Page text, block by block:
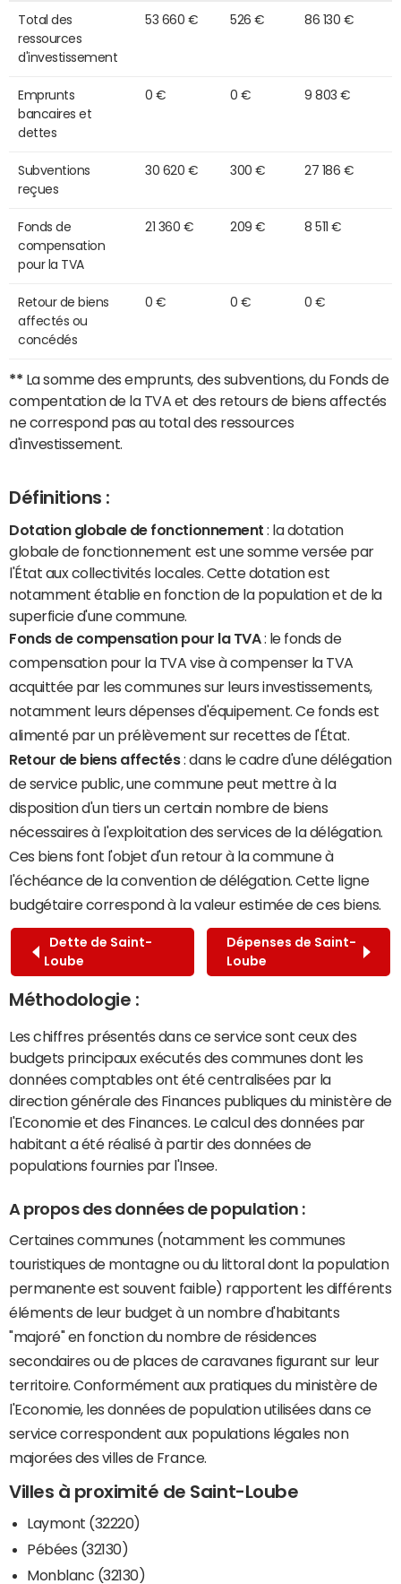
Total des
ressources
d'investissement
53 660 € 526 € 86 130 €
Emprunts
bancaires et
dettes
0 € 0 € 9 803 €
Subventions
reçues
30 620 € 300 € 27 186 €
Fonds de
compensation
pour la TVA
21 360 € 209 € 8 511 €
Retour de biens
affectés ou
concédés
0 € 0 € 0 €
** La somme des emprunts, des subventions, du Fonds de
compentation de la TVA et des retours de biens affectés
ne correspond pas au total des ressources
d'investissement.
Définitions :
Dotation globale de fonctionnement : la dotation
globale de fonctionnement est une somme versée par
l'État aux collectivités locales. Cette dotation est
notamment établie en fonction de la population et de la
superficie d'une commune.
Fonds de compensation pour la TVA: le fonds de
compensation pour la TVA vise à compenser la TVA
acquittée par les communes sur leurs investissements,
notamment leurs dépenses d'équipement. Ce fonds est
alimenté par un prélèvement sur recettes de l'État.
Retour de biens affectés: dans le cadre d'une délégation
de service public, une commune peut mettre à la
disposition d'un tiers un certain nombre de biens
nécessaires à l'exploitation des services de la délégation.
Ces biens font l'objet d'un retour à la commune à
l'échéance de la convention de délégation. Cette ligne
budgétaire correspond à la valeur estimée de ces biens.
Dette de Saint-
Loube
Dépenses de Saint-
Loube
Méthodologie :
Les chiffres présentés dans ce service sont ceux des
budgets principaux exécutés des communes dont les
données comptables ont été centralisées par la
direction générale des Finances publiques du ministère de
l'Economie et des Finances. Le calcul des données par
habitant a été réalisé à partir des données de
populations fournies par l'Insee.
A propos des données de population :
Certaines communes (notamment les communes
touristiques de montagne ou du littoral dont la population
permanente est souvent faible) rapportent les différents
éléments de leur budget à un nombre d'habitants
"majoré" en fonction du nombre de résidences
secondaires ou de places de caravanes figurant sur leur
territoire. Conformément aux pratiques du ministère de
l'Economie, les données de population utilisées dans ce
service correspondent aux populations légales non
majorées des villes de France.
Villes à proximité de Saint-Loube
Laymont (32220)
Pébées (32130)
Monblanc (32130)